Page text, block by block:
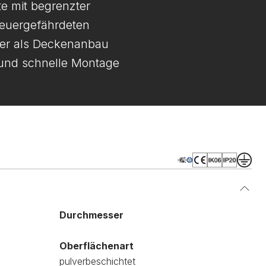
mit begrenzter
als Deckenanbau
schnelle Montage
Durchmesser
Oberflächenart
pulverbeschichtet